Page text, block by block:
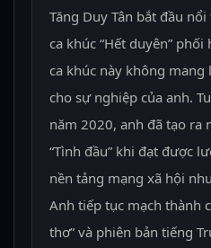
Tăng Duy Tân bắt đầu
ca khúc “Hết duyên”
ca khúc này không
cho sự nghiệp của anh.
năm 2020, anh đã tạo ra
“Tình đầu” khi đạt được
nền tảng mạng xã hội
Anh tiếp tục mạch thành
thơ” và phiên bản tiếng